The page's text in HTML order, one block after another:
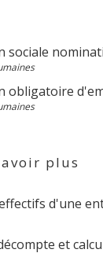
sociale
obligatoire
plus
d'une
et